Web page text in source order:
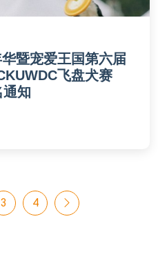
暨宠爱王国第六届
飞盘犬赛
通知
3 4